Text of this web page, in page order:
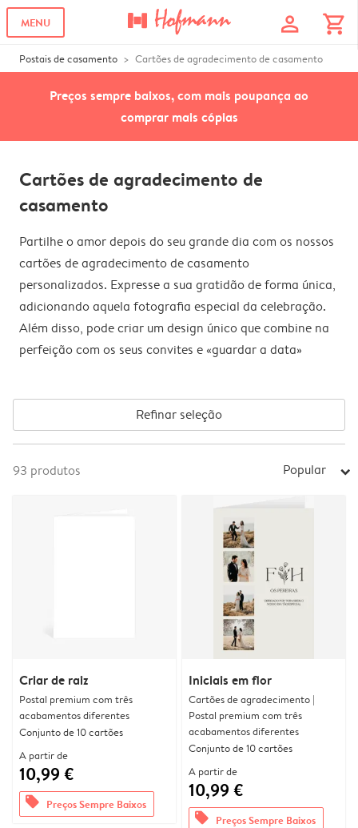
MENU profile shopping_cart
Postais de casamento Cartões de agradecimento de casamento
Preços sempre baixos, com mais poupança ao
comprar mais cópias
Cartões de agradecimento de
casamento
Partilhe o amor depois do seu grande dia com os nossos
cartões de agradecimento de casamento
personalizados. Expresse a sua gratidão de forma única,
adicionando aquela fotografia especial da celebração.
Além disso, pode criar um design único que combine na
perfeição com os seus convites e «guardar a data»
Refinar seleção
93 produtos Popular arrow_right
Criar de raiz
Postal premium com três
acabamentos diferentes
Conjunto de 10 cartões
A partir de
10,99 €
offers Preços Sempre Baixos
Iniciais em flor
Cartões de agradecimento |
Postal premium com três
acabamentos diferentes
Conjunto de 10 cartões
A partir de
10,99 €
offers Preços Sempre Baixos